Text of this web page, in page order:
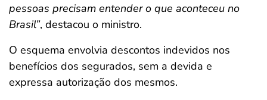
pessoas precisam entender o que aconteceu no
Brasil”, destacou o ministro.
O esquema envolvia descontos indevidos nos
benefícios dos segurados, sem a devida e
expressa autorização dos mesmos.